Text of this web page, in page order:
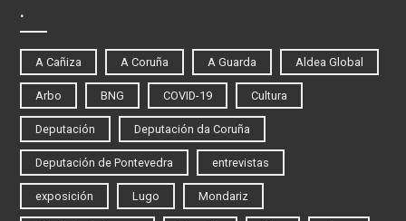
.
A Cañiza A Coruña A Guarda Aldea Global
Arbo BNG COVID-19 Cultura
Deputación Deputación da Coruña
Deputación de Pontevedra entrevistas
exposición Lugo Mondariz